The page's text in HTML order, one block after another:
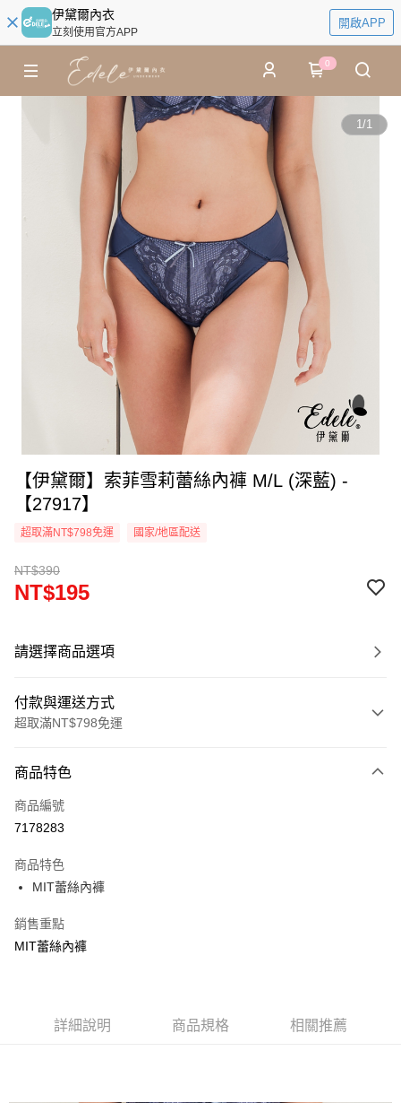
伊黛爾內衣
立刻使用官方APP
開啟APP
0
1/1
【伊黛爾】索菲雪莉蕾絲內褲 M/L (深藍) -
【27917】
超取滿NT$798免運 國家/地區配送
NT$390
NT$195
請選擇商品選項
付款與運送方式
超取滿NT$798免運
信用卡一次付款
超商取貨付款
Apple Pay
街口支付
悠遊付
貨到付款
商品特色
商品編號
7178283
商品特色
MIT蕾絲內褲
銷售重點
MIT蕾絲內褲
詳細說明 商品規格 相關推薦